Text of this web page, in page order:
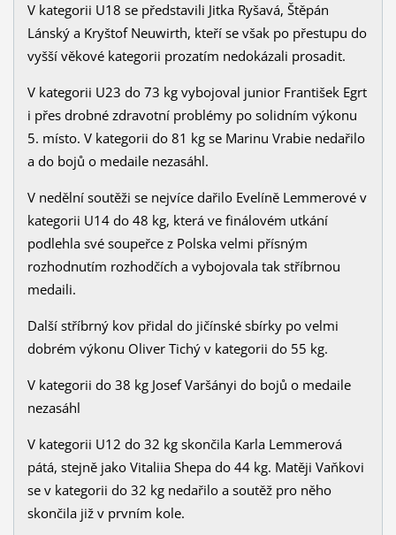
V kategorii U18 se představili Jitka Ryšavá, Štěpán
Lánský a Kryštof Neuwirth, kteří se však po přestupu do
vyšší věkové kategorii prozatím nedokázali prosadit.
V kategorii U23 do 73 kg vybojoval junior František Egrt
i přes drobné zdravotní problémy po solidním výkonu
5. místo. V kategorii do 81 kg se Marinu Vrabie nedařilo
a do bojů o medaile nezasáhl.
V nedělní soutěži se nejvíce dařilo Evelíně Lemmerové v
kategorii U14 do 48 kg, která ve finálovém utkání
podlehla své soupeřce z Polska velmi přísným
rozhodnutím rozhodčích a vybojovala tak stříbrnou
medaili.
Další stříbrný kov přidal do jičínské sbírky po velmi
dobrém výkonu Oliver Tichý v kategorii do 55 kg.
V kategorii do 38 kg Josef Varšányi do bojů o medaile
nezasáhl
V kategorii U12 do 32 kg skončila Karla Lemmerová
pátá, stejně jako Vitaliia Shepa do 44 kg. Matěji Vaňkovi
se v kategorii do 32 kg nedařilo a soutěž pro něho
skončila již v prvním kole.